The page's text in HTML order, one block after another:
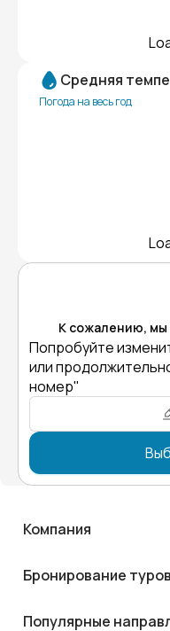
Средняя
Погода на весь год
К сожалению, мы
Попробуйте
или
номер"
Компания
Бронирование
Популярные